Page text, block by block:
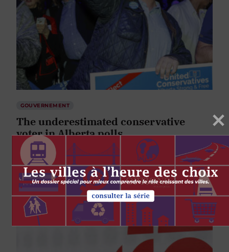
GOUVERNEMENT
The underestimated conservative
voter in Alberta polls
par Brooks DeCillia
25 JUIN 2019